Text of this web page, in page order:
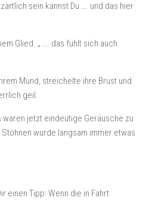
sein kannst Du …. und das hier
Glied. „ …. das fühlt sich auch
Mund, streichelte ihre Brust und
geil.
jetzt eindeutige Geräusche zu
wurde langsam immer etwas
einen Tipp: Wenn die in Fahrt